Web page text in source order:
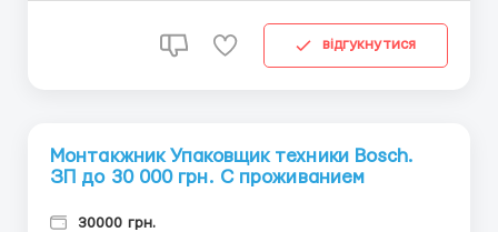
ИНФОРМАЦИЯ О ЗАВОД: Chromavis, французская
відгукнутися
Монтакжник Упаковщик техники Bosch.
ЗП до 30 000 грн. С проживанием
30000 грн.